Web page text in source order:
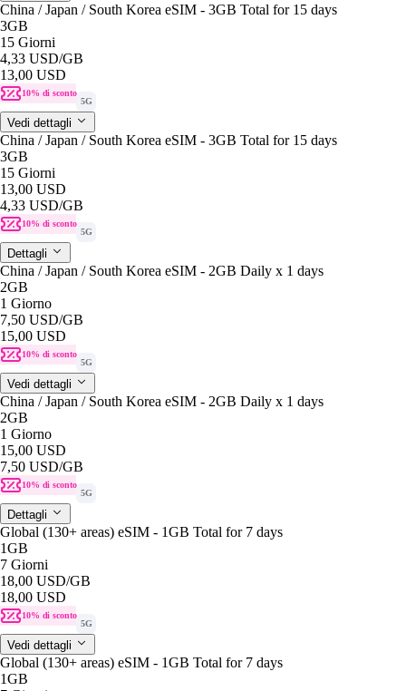
China / Japan / South Korea eSIM - 3GB Total for 15 days
3GB
15 Giorni
4,33 USD/GB
13,00 USD
10% di sconto
5G
Vedi dettagli
China / Japan / South Korea eSIM - 3GB Total for 15 days
3GB
15 Giorni
13,00 USD
4,33 USD/GB
10% di sconto
5G
Dettagli
China / Japan / South Korea eSIM - 2GB Daily x 1 days
2GB
1 Giorno
7,50 USD/GB
15,00 USD
10% di sconto
5G
Vedi dettagli
China / Japan / South Korea eSIM - 2GB Daily x 1 days
2GB
1 Giorno
15,00 USD
7,50 USD/GB
10% di sconto
5G
Dettagli
Global (130+ areas) eSIM - 1GB Total for 7 days
1GB
7 Giorni
18,00 USD/GB
18,00 USD
10% di sconto
5G
Vedi dettagli
Global (130+ areas) eSIM - 1GB Total for 7 days
1GB